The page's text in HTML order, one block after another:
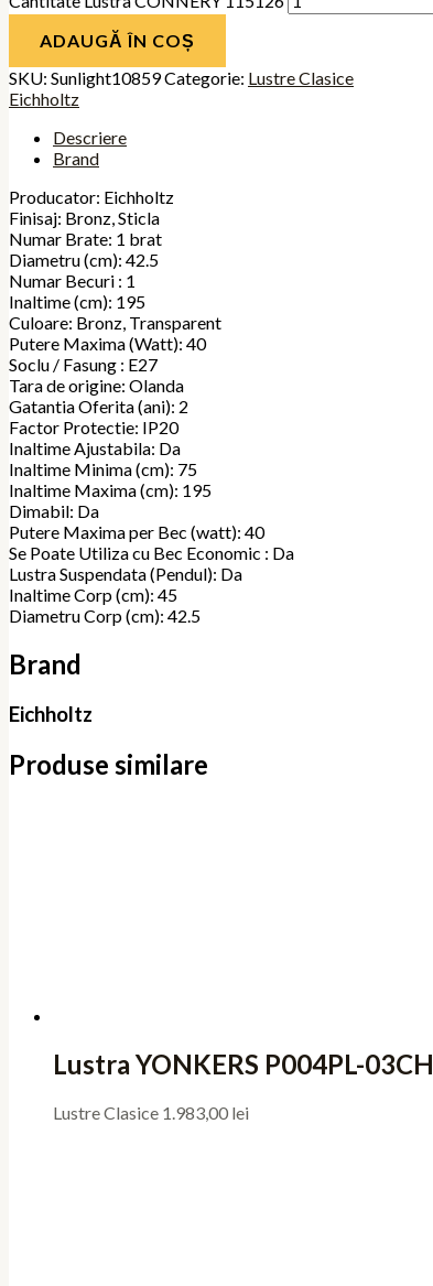
ADAUGĂ ÎN COȘ
SKU: Sunlight10859Categorie: Lustre Clasice
Eichholtz
Descriere
Brand
Producator: Eichholtz
Finisaj: Bronz, Sticla
Numar Brate: 1 brat
Diametru (cm): 42.5
Numar Becuri : 1
Inaltime (cm): 195
Culoare: Bronz, Transparent
Putere Maxima (Watt): 40
Soclu / Fasung : E27
Tara de origine: Olanda
Gatantia Oferita (ani): 2
Factor Protectie: IP20
Inaltime Ajustabila: Da
Inaltime Minima (cm): 75
Inaltime Maxima (cm): 195
Dimabil: Da
Putere Maxima per Bec (watt): 40
Se Poate Utiliza cu Bec Economic : Da
Lustra Suspendata (Pendul): Da
Inaltime Corp (cm): 45
Diametru Corp (cm): 42.5
Brand
Eichholtz
Produse similare
Lustra YONKERS P004PL-03CH
Lustre Clasice 1.983,00 lei